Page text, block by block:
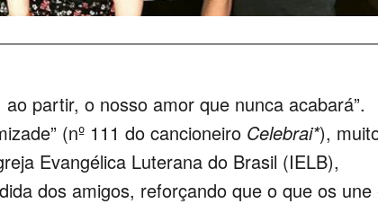
partir, o nosso amor que nunca acabará”.
(nº 111 do cancioneiro Celebrai*),
Evangélica Luterana do Brasil (IELB),
dos amigos, reforçando que o que os une